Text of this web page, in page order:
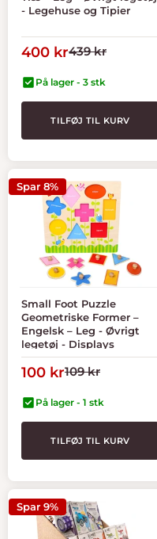
- Legehuse og Tipier
Tilbudspris
400 krNormal
439 kr
På lager - 3 stk
TILFØJ TIL KURV
Spar 8%
Small Foot Puzzle
Geometriske Former –
Engelsk – Leg - Øvrigt
legetøj - Displays
Tilbudspris
100 krNormal
109 kr
På lager - 1 stk
TILFØJ TIL KURV
Spar 9%